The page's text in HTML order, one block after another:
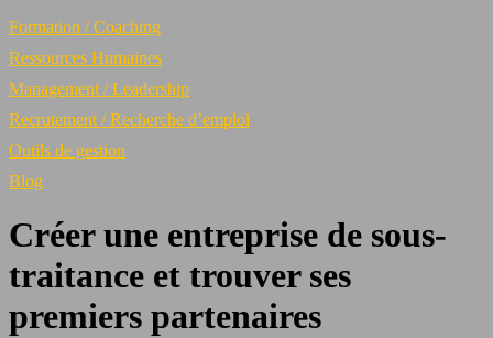
Formation / Coaching
Ressources Humaines
Management / Leadership
Recrutement / Recherche d’emploi
Outils de gestion
Blog
Créer une entreprise de sous-
traitance et trouver ses
premiers partenaires